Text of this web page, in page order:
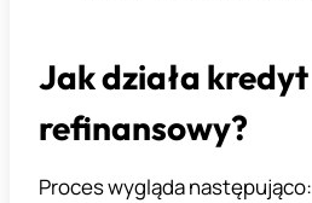
Jak działa kredyt
refinansowy?
Proces wygląda następująco: